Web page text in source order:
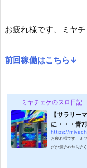
お疲れ様です、ミヤチ
前回稼働はこちら↓
ミヤチェケのスロ日記
【サラリー
に・・・青
https://
お疲れ様です、ミ
だか最近やたら近